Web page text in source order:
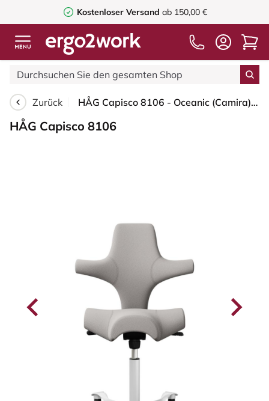
Kostenloser Versand ab 150,00 €
Zurück HÅG Capisco 8106 - Oceanic (Camira) - Recyceltes Polyester - OCI014 - Light beige - Weiß - 265 mm (Sitzhöhe 53-79cm) - Bodengleiter
HÅG Capisco 8106